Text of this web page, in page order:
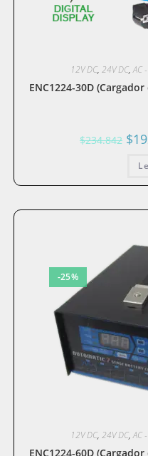
12V DC, 24V DC,AC
ENC1224-30D
$234.842 El
era:
$
-25%
12V DC, 24V DC,AC
ENC1224-60D